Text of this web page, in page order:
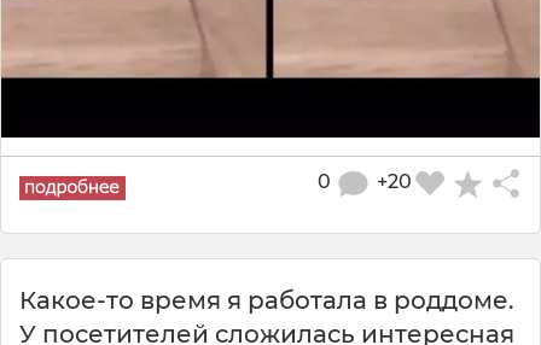
+20
0
Какое-то время я работала в роддоме.
У посетителей сложилась интересная